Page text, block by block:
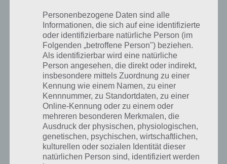
Entsprechend lohnt es sich die Herausforderungen in Band Stars zu
lösen. Wenn du das perfekte Genre für einen Songtext suchen musst
(bzw. umgekehrt), dann schaue in unsereListe der Kombinationen
Dort findest du die Lösung, welches Genre du mit welchem Songtext
verbinden musst, um ein grünes Smiley zu bekommen. Andernfalls
verlierst du nämlich Fans.
Tipp 4: Mehr Inspirado in Band Stars – Lass
deine Mitglieder jammen
Wenn du mal kein Interesse hast, einen neuen Song aufzunehmen,
dann kannst du deine Bandmitglieder jammen lassen. Dazu
Personenbezogene Daten sind alle
Informationen, die sich auf eine identifizierte
oder identifizierbare natürliche Person (im
Folgenden „betroffene Person") beziehen.
Als identifizierbar wird eine natürliche
Person angesehen, die direkt oder indirekt,
insbesondere mittels Zuordnung zu einer
Kennung wie einem Namen, zu einer
Kennnummer, zu Standortdaten, zu einer
Online-Kennung oder zu einem oder
mehreren besonderen Merkmalen, die
Ausdruck der physischen, physiologischen,
genetischen, psychischen, wirtschaftlichen,
kulturellen oder sozialen Identität dieser
natürlichen Person sind, identifiziert werden